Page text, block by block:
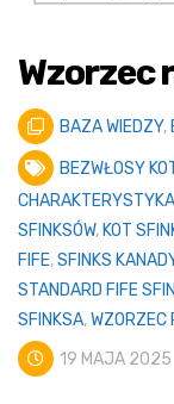
Wzorzec
BAZA WIEDZY,
BEZWŁOSY
SFINKSÓW, KOT
FIFE,SFINKS
STANDARD FIFE
SFINKSA,WZORZEC
19 MAJA 2025